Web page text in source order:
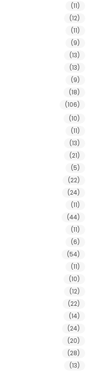
(11)
(12)
(11)
(9)
(13)
(13)
(9)
(18)
(106)
(10)
(11)
(13)
(21)
(5)
(22)
(24)
(11)
(44)
(11)
(6)
(54)
(11)
(10)
(12)
(22)
(14)
(24)
(20)
(28)
(13)